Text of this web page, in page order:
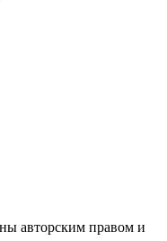
авторским правом и